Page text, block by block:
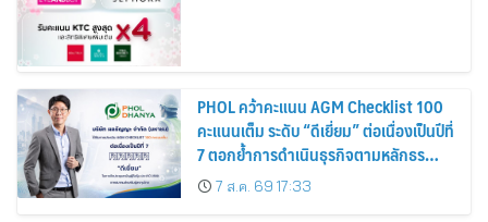
PHOL คว้าคะแนน AGM Checklist 100
คะแนนเต็ม ระดับ “ดีเยี่ยม” ต่อเนื่องเป็นปีที่
7 ตอกย้ำการดำเนินธุรกิจตามหลักธร
รมาภิบาล โปร่งใส สร้างความเชื่อมั่นผู้ถือ
หุ้น
7 ส.ค. 69 17:33